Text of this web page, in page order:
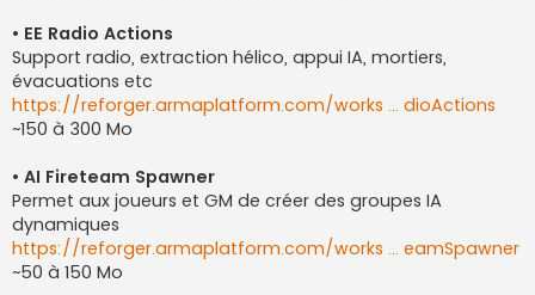
• EE Radio Actions
Support radio, extraction hélico, appui IA, mortiers,
évacuations etc
https://reforger.armaplatform.com/works ... dioActions
~150 à 300 Mo
• AI Fireteam Spawner
Permet aux joueurs et GM de créer des groupes IA
dynamiques
https://reforger.armaplatform.com/works ... eamSpawner
~50 à 150 Mo